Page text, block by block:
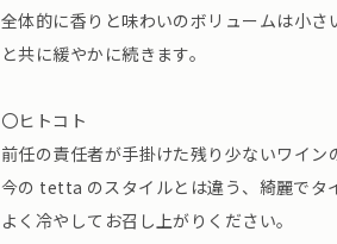
全体的に香りと味わいのボリュームは小
と共に緩やかに続きます。
〇ヒトコト
前任の責任者が手掛けた残り少ないワイン
今の tetta のスタイルとは違う、綺麗でタ
よく冷やしてお召し上がりください。